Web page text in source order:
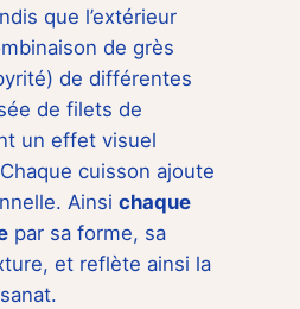
que l’extérieur
de grès
de différentes
de filets de
un effet visuel
cuisson ajoute
Ainsichaque
par sa forme, sa
et reflète ainsi la